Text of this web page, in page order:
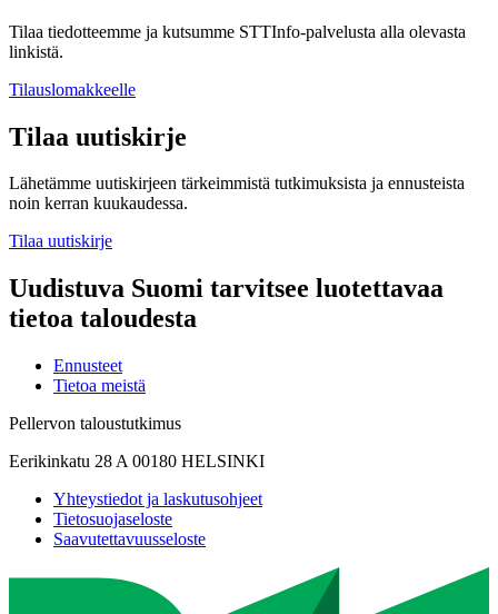
Tilaa tiedotteemme ja kutsumme STTInfo-palvelusta alla olevasta
linkistä.
Tilauslomakkeelle
Tilaa uutiskirje
Lähetämme uutiskirjeen tärkeimmistä tutkimuksista ja ennusteista
noin kerran kuukaudessa.
Tilaa uutiskirje
Uudistuva Suomi tarvitsee luotettavaa
tietoa taloudesta
Ennusteet
Tietoa meistä
Pellervon taloustutkimus
Eerikinkatu 28 A 00180 HELSINKI
Yhteystiedot ja laskutusohjeet
Tietosuojaseloste
Saavutettavuusseloste